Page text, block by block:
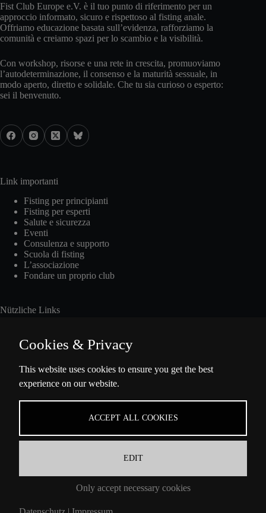
Fist Club Europe e.V. è il tuo punto di riferimento per un
approccio informato, sicuro e rispettoso al fisting anale.
Offriamo educazione basata sull’evidenza, rafforziamo la
comunità e creiamo spazi per lo scambio e la visibilità.
Con workshop, risorse e una rete in crescita, promuoviamo
l’autodeterminazione, il consenso e la maturità sessuale, in
modo aperto, diretto e solidale. Che tu sia curioso o esperto:
sei il benvenuto.
Link importanti
Fisting per principianti
Fisting per esperti
Salute e sicurezza
Eventi
Consulenza e supporto
Scuola di fisting
L’associazione
Fondare un proprio club
Nützliche Links
Presse
Über Uns
Ella-Barowsky-Str. 47 10829 Berlin
Cookies & Privacy
This website uses cookies to ensure you get the best
experience on our website.
ACCEPT ALL COOKIES
EDIT
Only accept necessary cookies